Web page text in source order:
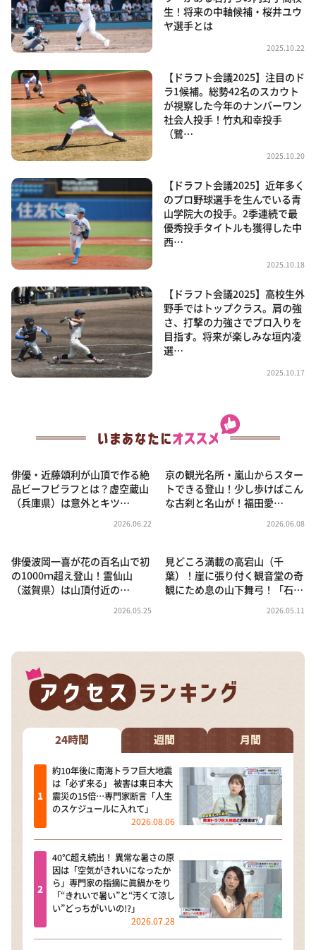
生！将来の中軸候補・桜井ユウ
ヤ選手とは
2025.10.22
【ドラフト会議2025】注目のド
ラ1候補。総勢42名のスカウト
が視察した今年のナンバーワン
社会人投手！竹丸和幸投手
（鷺…
2025.10.20
【ドラフト会議2025】近年多く
のプロ野球選手を生んでいる青
山学院大の投手。2季連続で最
優秀投手タイトルも獲得した中
西…
2025.10.18
【ドラフト会議2025】高校生外
野手ではトップクラス。肩の強
さ、打撃の力強さでプロ入りを
目指す。将来が楽しみな垣内凌
選…
2025.10.17
俳優・近藤頌利が山頂で作る絶
品ビーフピラフとは？虚空蔵山
（兵庫県）は意外とキツ…
2026.06.22
京の観光名所・嵐山からスター
トできる登山！少し歩けばこん
な古刹と名山が！福田愛…
2026.06.08
俳優波岡一喜が花の百名山で初
の1000ｍ超え登山！霊仙山
（滋賀県）は山頂付近の…
2026.05.25
見どころ満載の高宕山（千
葉）！崖に張り付く観音堂の奇
観にため息の山下舞弓！「石…
2026.05.11
24時間 週間 月間
約10年後に南海トラフ巨大地震
は「必ず来る」 被害は東日本大
震災の15倍…専門家断言「人生
のスケジュールに入れて」
2026.08.06
40℃超え続出！ 異常な暑さの原
因は「空気がきれいになったか
ら」専門家の指摘に眞鍋かをり
「“きれいで暑い”と“汚くて涼し
い”どっちがいいの!?」
2026.07.28